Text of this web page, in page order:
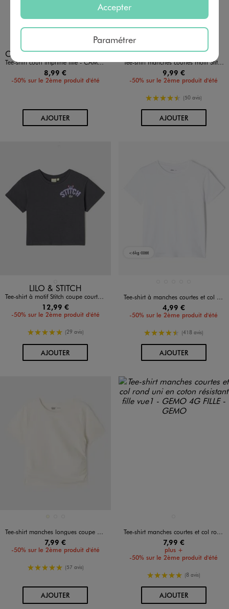
Disponible en 2 coloris CAMPS US GEMO FOR GOOD
Tee-shirt court imprimé fille - CAMPS UNITED
8,99 €
-50% sur le 2ème produit d'été
AJOUTERAU PANIER
Disponible en 1 coloris
LILO & STITCH
Tee-shirt manches courtes motif Stitch fille - Disney
9,99 €
-50% sur le 2ème produit d'été
4.5/5 de moyenne
(50 avis)
AJOUTERAU PANIER
Disponible en 1 coloris
LILO & STITCH
Tee-shirt à motif Stitch coupe courte fille - Disney
12,99 €
-50% sur le 2ème produit d'été
5/5 de moyenne
(29 avis)
AJOUTERAU PANIER
<6kg CO2E
Tee-shirt à manches courtes et col rond fille
4,99 €
-50% sur le 2ème produit d'été
4.5/5 de moyenne
(418 avis)
AJOUTERAU PANIER
Tee-shirt manches longues coupe courte avec devant froncé fille
7,99 €
-50% sur le 2ème produit d'été
5/5 de moyenne
(57 avis)
AJOUTERAU PANIER
Tee-shirt manches courtes et col rond uni en coton résistant fille
7,99 €
plus +
-50% sur le 2ème produit d'été
5/5 de moyenne
(8 avis)
AJOUTERAU PANIER
Accepter
Paramétrer